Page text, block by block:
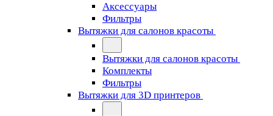
Аксессуары
Фильтры
Вытяжки для салонов красоты
Вытяжки для салонов красоты
Комплекты
Фильтры
Вытяжки для 3D принтеров